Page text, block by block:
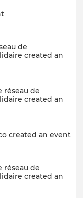
de
created an
réseau de
created an
created an event
réseau de
created an